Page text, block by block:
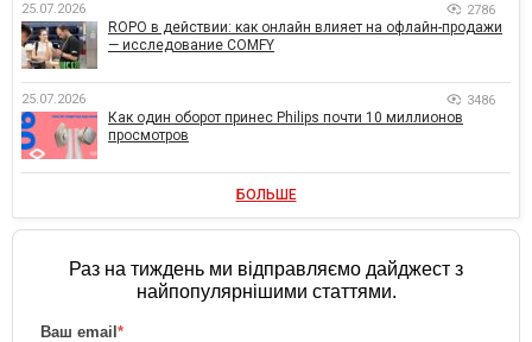
25.07.2026 2786
ROPO в действии: как онлайн влияет на офлайн-продажи
— исследование COMFY
25.07.2026 3486
Как один оборот принес Philips почти 10 миллионов
просмотров
БОЛЬШЕ
Раз на тиждень ми відправляємо дайджест з
найпопулярнішими статтями.
Ваш email *